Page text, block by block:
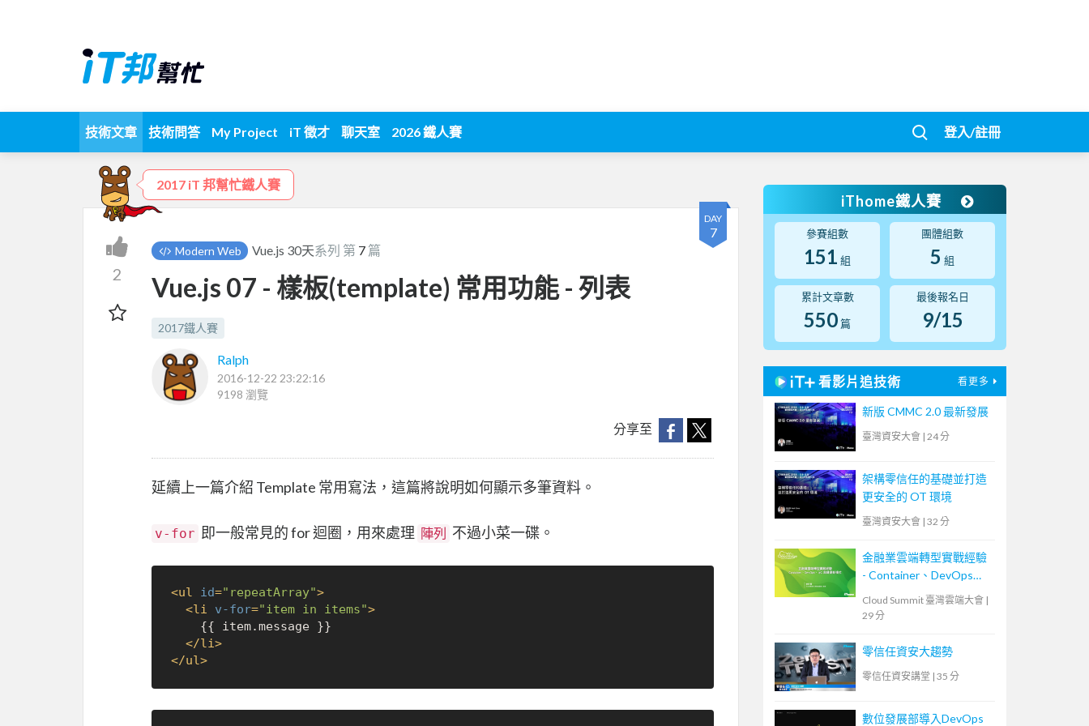
技術文章 技術問答 My Project iT 徵才 聊天室 2026 鐵人賽 登入/註冊
2017 iT 邦幫忙鐵人賽
DAY
7
2
Modern Web Vue.js 30天系列 第 7 篇
Vue.js 07 - 樣板(template) 常用功能 - 列表
2017鐵人賽
Ralph
2016-12-22 23:22:16
9198 瀏覽
分享至
延續上一篇介紹 Template 常用寫法，這篇將說明如何顯示多筆資料。
v-for 即一般常見的 for 迴圈，用來處理 陣列 不過小菜一碟。
<ul id="repeatArray">
<li v-for="item in items">
</li>
</ul>
iThome鐵人賽
參賽組數
151 組
團體組數
5 組
累計文章數
550 篇
最後報名日
9/15
看影片追技術 看更多
新版 CMMC 2.0 最新發展
臺灣資安大會 | 24 分
架構零信任的基礎並打造
更安全的 OT 環境
臺灣資安大會 | 32 分
金融業雲端轉型實戰經驗
- Container、DevOps、
IaC 與維運新模式
Cloud Summit 臺灣雲端大會 |
29 分
零信任資安大趨勢
零信任資安講堂 | 35 分
數位發展部導入DevOps